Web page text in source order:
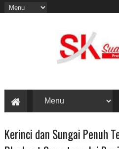
Kerinci dan Sungai Penuh